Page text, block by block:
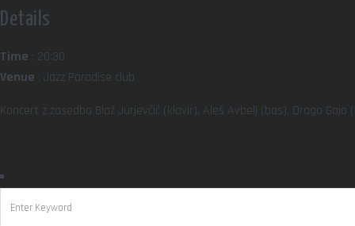
Details
Time : 20:30
Venue : Jazz Paradise club
Koncert z zasedbo Blaž Jurjevčič (klavir), Aleš Avbelj (bas), Drago